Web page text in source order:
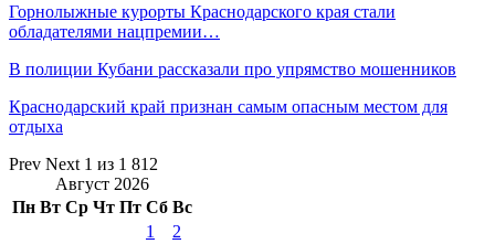
Горнолыжные курорты Краснодарского края стали
обладателями нацпремии…
В полиции Кубани рассказали про упрямство мошенников
Краснодарский край признан самым опасным местом для
отдыха
Prev Next 1 из 1 812
Август 2026
Пн Вт Ср Чт Пт Сб Вс
1
2